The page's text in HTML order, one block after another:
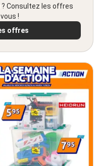
? Consultez les offres
!
offres